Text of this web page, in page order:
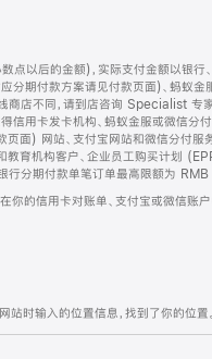
以后的金额)，实际支付金额以银
分期付款方案请见付款页面)、蚂蚁
不同，请到店咨询 Specialist 专家
信用卡发卡机构、蚂蚁金服或微信
面) 网站、支付宝网站和微信分付服
教育机构客户、企业员工购买计划
行分期付款单笔订单最高限额为
你的信用卡对账单、支付宝或微信账户
时输入的位置信息，找到了你的位置。